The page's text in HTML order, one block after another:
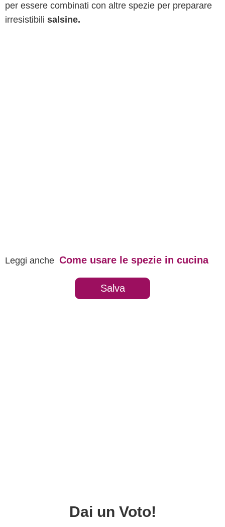
per essere combinati con altre spezie per preparare
irresistibili salsine.
Leggi anche Come usare le spezie in cucina
Salva
Dai un Voto!